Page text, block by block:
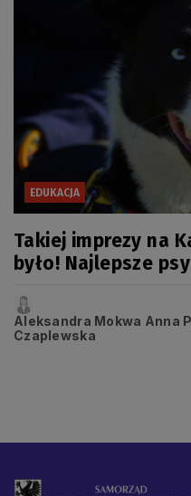
EDUKACJA
Takiej imprezy na
było! Najlepsze
Aleksandra Mokwa Anna
Czaplewska